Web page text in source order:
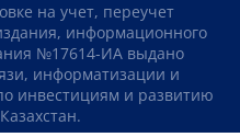
на учет, переучет
информационного
№17614-ИА выдано
информатизации и
инвестициям и развитию